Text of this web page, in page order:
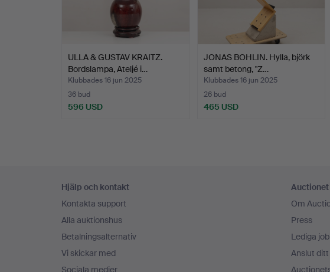
ULLA & GUSTAV KRAITZ.
Bordslampa, Ateljé i…
Klubbades 16 jun 2025
36 bud
596 USD
JONAS BOHLIN. Hylla, björk
samt betong, "Z…
Klubbades 16 jun 2025
26 bud
465 USD
Hjälp och kontakt
Kontakta support
Alla auktionshus
Betalningsalternativ
Vi skickar med
Auctionet
Om
Press
Lediga
Anslut